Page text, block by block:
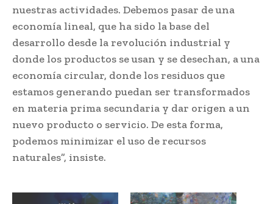
nuestras actividades. Debemos pasar de una
economía lineal, que ha sido la base del
desarrollo desde la revolución industrial y
donde los productos se usan y se desechan, a una
economía circular, donde los residuos que
estamos generando puedan ser transformados
en materia prima secundaria y dar origen a un
nuevo producto o servicio. De esta forma,
podemos minimizar el uso de recursos
naturales”, insiste.